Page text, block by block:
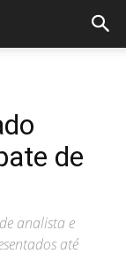
de
analista e
até